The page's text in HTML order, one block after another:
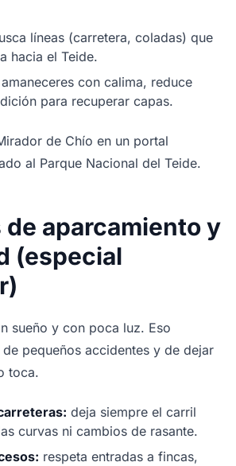
líneas (carretera, coladas) que
hacia el Teide.
con calima, reduce
para recuperar capas.
de Chío en un portal
al Parque Nacional del Teide.
de aparcamiento y
(especial
sueño y con poca luz. Eso
pequeños accidentes y de dejar
toca.
deja siempre el carril
curvas ni cambios de rasante.
respeta entradas a fincas,